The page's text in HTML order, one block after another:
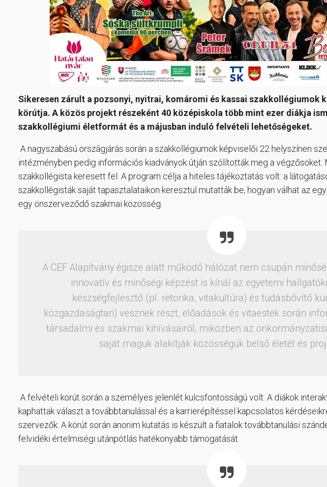
Sikeresen zárult a pozsonyi, nyitrai, komáromi és kassai szakkollégiumok
körútja. A közös projekt részeként 40 középiskola több mint ezer diákja
szakkollégiumi életformát és a májusban induló felvételi lehetőségeket.
A nagyszabású országjárás során a szakkollégiumok képviselői 22 helyszínen
intézményben pedig információs kiadványok útján szólították meg a végzősöket.
szakkollégista keresett fel. A program célja a hiteles tájékoztatás volt: a
szakkollégisták saját tapasztalataikon keresztül mutatták be, hogyan válhat az
egy önszerveződő szakmai közösség.
A CEF Alapítvány égisze alatt működő hálózat nem csupán
innovatív és minőségi képzést is kínál az egyetemi
készségfejlesztő (pl. retorika, vitakultúra) és tudásbővítő
közgazdaságtan) vesznek részt, előadások és vitaestek során
társadalmi és szakmai kihívásairól, miközben az
saját maguk alakítják közösségük belső életét és
A felvételi körút során a személyes jelenlét kulcsfontosságú volt. A diákok
kaphattak választ a továbbtanulással és a karrierépítéssel kapcsolatos
szervezők. A körút során anonim kutatás is készült a fiatalok továbbtanulási
felvidéki értelmiségi utánpótlás hatékonyabb támogatását.